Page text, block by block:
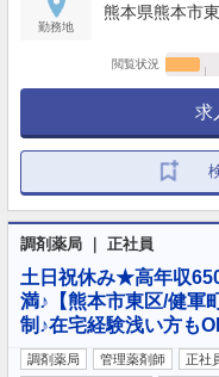
勤務地
熊本県熊本市
閲覧状況
求
調剤薬局 ｜ 正社員
土日祝休み★高年収
満♪【熊本市東区/健軍
制♪在宅経験浅い方も
調剤薬局 管理薬剤師 正社